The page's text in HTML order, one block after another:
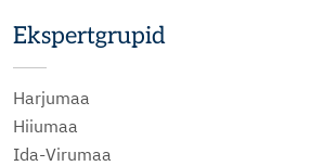
Ekspertgrupid
Harjumaa
Hiiumaa
Ida-Virumaa